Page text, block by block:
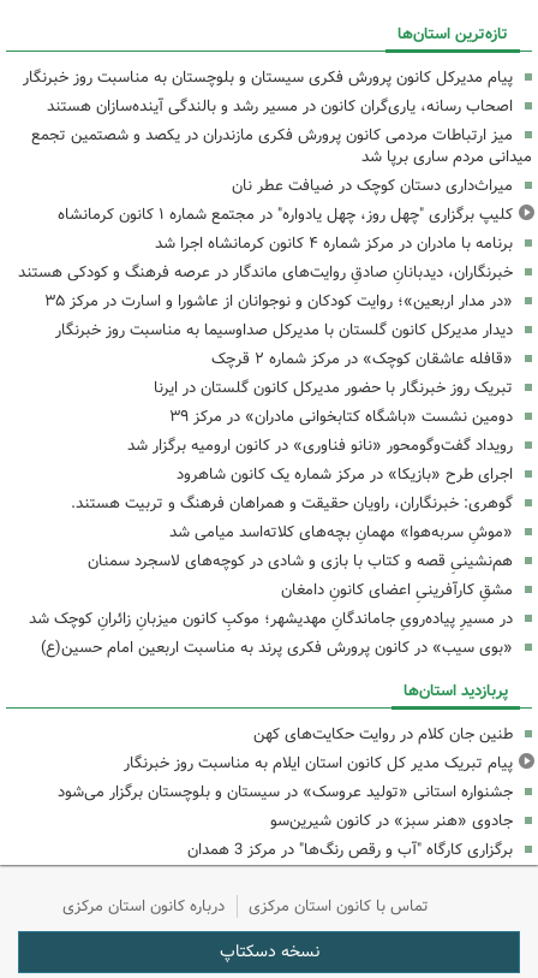
تازه‌ترین استان‌ها
پیام مدیرکل کانون پرورش فکری سیستان و بلوچستان به مناسبت روز خبرنگار
اصحاب رسانه، یاری‌گران کانون در مسیر رشد و بالندگی آینده‌سازان هستند
میز ارتباطات مردمی کانون پرورش فکری مازندران در یکصد و شصتمین تجمع
میدانی مردم ساری برپا شد
میراث‌داری دستان کوچک در ضیافت عطر نان
کلیپ برگزاری "چهل روز، چهل یادواره" در مجتمع شماره ۱ کانون کرمانشاه
برنامه با مادران در مرکز شماره ۴ کانون کرمانشاه اجرا شد
خبرنگاران، دیدبانانِ صادقِ روایت‌های ماندگار در عرصه فرهنگ و کودکی هستند
«در مدار اربعین»؛ روایت کودکان و نوجوانان از عاشورا و اسارت در مرکز ۳۵
دیدار مدیرکل کانون گلستان با مدیرکل صداوسیما به مناسبت روز خبرنگار
«قافله عاشقان کوچک» در مرکز شماره ۲ قرچک
تبریک روز خبرنگار با حضور مدیرکل کانون گلستان در ایرنا
دومین نشست «باشگاه کتابخوانی مادران» در مرکز ۳۹
رویداد گفت‌وگومحور «نانو فناوری» در کانون ارومیه برگزار شد
اجرای طرح «بازیکا» در مرکز شماره یک کانون شاهرود
گوهری: خبرنگاران، راویان حقیقت و همراهان فرهنگ و تربیت هستند.
«موشِ سربه‌هوا» مهمانِ بچه‌های کلاته‌اسد میامی شد
هم‌نشینیِ قصه و کتاب با بازی و شادی در کوچه‌های لاسجرد سمنان
مشقِ کارآفرینیِ اعضای کانونِ دامغان
در مسیرِ پیاده‌رویِ جاماندگانِ مهدیشهر؛ موکبِ کانون میزبانِ زائرانِ کوچک شد
«بوی سیب» در کانون پرورش فکری پرند به مناسبت اربعین امام حسین(ع)
پربازدید استان‌ها
طنین جان کلام در روایت حکایت‌های کهن
پیام تبریک مدیر کل کانون استان ایلام به مناسبت روز خبرنگار
جشنواره استانی «تولید عروسک» در سیستان و بلوچستان برگزار می‌شود
جادوی «هنر سبز» در کانون شیرین‌سو
برگزاری کارگاه "آب و رقص رنگ‌ها" در مرکز 3 همدان
تماس با کانون استان مرکزی درباره کانون استان مرکزی
نسخه دسکتاپ